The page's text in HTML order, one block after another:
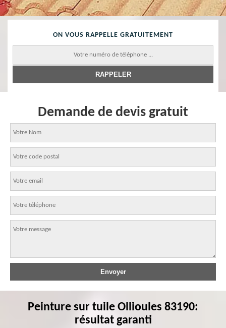
ON VOUS RAPPELLE GRATUITEMENT
Demande de devis gratuit
Peinture sur tuile Ollioules 83190:
résultat garanti